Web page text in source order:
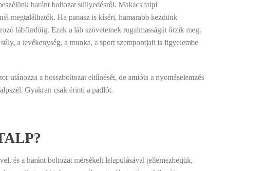
haránt boltozat süllyedésről. Makacs talpi
megtalálhatók. Ha panasz is kíséri, hamarabb kezdünk
lábfürdőig. Ezek a láb szöveteinek rugalmasságát őrzik meg.
a tevékenység, a munka, a sport szempontjait is figyelembe
utánozza a hosszboltozat eltűnését, de amióta a nyomáselemzés
Gyakran csak érinti a padlót.
és a haránt boltozat mérsékelt lelapulásával jellemezhetjük,